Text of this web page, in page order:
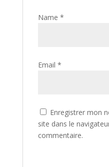
Name *
Email *
Enregistrer mon
site dans le
commentaire.